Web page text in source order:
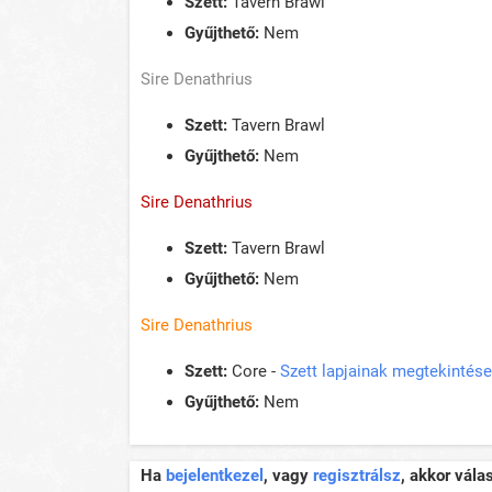
Gyűjthető: Nem
Sire Denathrius
Szett: Tavern Brawl
Gyűjthető: Nem
Sire Denathrius
Szett: Tavern Brawl
Gyűjthető: Nem
Sire Denathrius
Szett: Core - Szett lapjainak megtekintése
Gyűjthető: Nem
Ha bejelentkezel , vagy regisztrálsz, akkor